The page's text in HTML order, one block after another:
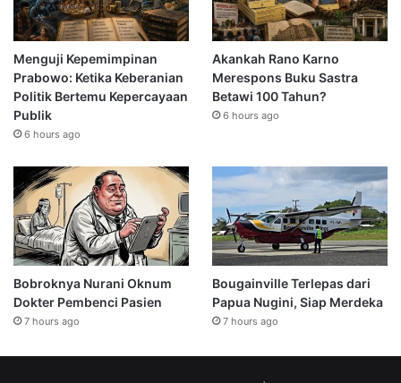
Menguji Kepemimpinan
Prabowo: Ketika Keberanian
Politik Bertemu Kepercayaan
Publik
6 hours ago
Akankah Rano Karno
Merespons Buku Sastra
Betawi 100 Tahun?
6 hours ago
Bobroknya Nurani Oknum
Dokter Pembenci Pasien
7 hours ago
Bougainville Terlepas dari
Papua Nugini, Siap Merdeka
7 hours ago